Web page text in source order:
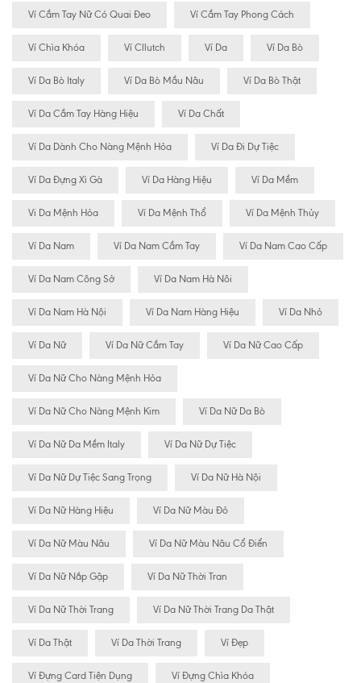
Ví Cầm Tay Nữ Có Quai Đeo Ví Cầm Tay Phong Cách
Ví Chìa Khóa Ví Cllutch Ví Da Ví Da Bò
Ví Da Bò Italy Ví Da Bò Mầu Nâu Ví Da Bò Thật
Ví Da Cầm Tay Hàng Hiệu Ví Da Chất
Ví Da Dành Cho Nàng Mệnh Hỏa Ví Da Đi Dự Tiệc
Ví Da Đựng Xì Gà Ví Da Hàng Hiệu Ví Da Mềm
Vi Da Mệnh Hỏa Ví Da Mệnh Thổ Ví Da Mệnh Thủy
Ví Da Nam Ví Da Nam Cầm Tay Ví Da Nam Cao Cấp
Ví Da Nam Công Sở Ví Da Nam Hà Nôi
Ví Da Nam Hà Nội Ví Da Nam Hàng Hiệu Ví Da Nhỏ
Ví Da Nữ Ví Da Nữ Cầm Tay Ví Da Nữ Cao Cấp
Ví Da Nữ Cho Nàng Mệnh Hỏa
Ví Da Nữ Cho Nàng Mệnh Kim Ví Da Nữ Da Bò
Ví Da Nữ Da Mềm Italy Ví Da Nữ Dự Tiệc
Ví Da Nữ Dự Tiệc Sang Trọng Ví Da Nữ Hà Nội
Ví Da Nữ Hàng Hiệu Ví Da Nữ Màu Đỏ
Ví Da Nữ Màu Nâu Ví Da Nữ Màu Nâu Cổ Điển
Ví Da Nữ Nắp Gập Ví Da Nữ Thời Tran
Ví Da Nữ Thời Trang Ví Da Nữ Thời Trang Da Thật
Ví Da Thật Ví Da Thời Trang Ví Đẹp
Ví Đựng Card Tiện Dụng Ví Đựng Chìa Khóa